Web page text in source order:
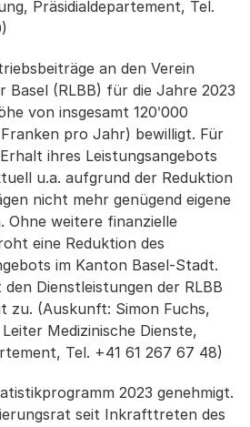
Präsidialdepartement, Tel.
an den Verein
Basel (RLBB) für die Jahre 2023
von insgesamt 120ʹ000
pro Jahr) bewilligt. Für
ihres Leistungsangebots
u.a. aufgrund der Reduktion
nicht mehr genügend eigene
Ohne weitere finanzielle
eine Reduktion des
im Kanton Basel-Stadt.
Dienstleistungen der RLBB
zu. (Auskunft: Simon Fuchs,
Medizinische Dienste,
Tel. +41 61 267 67 48)
2023 genehmigt.
seit Inkrafttreten des